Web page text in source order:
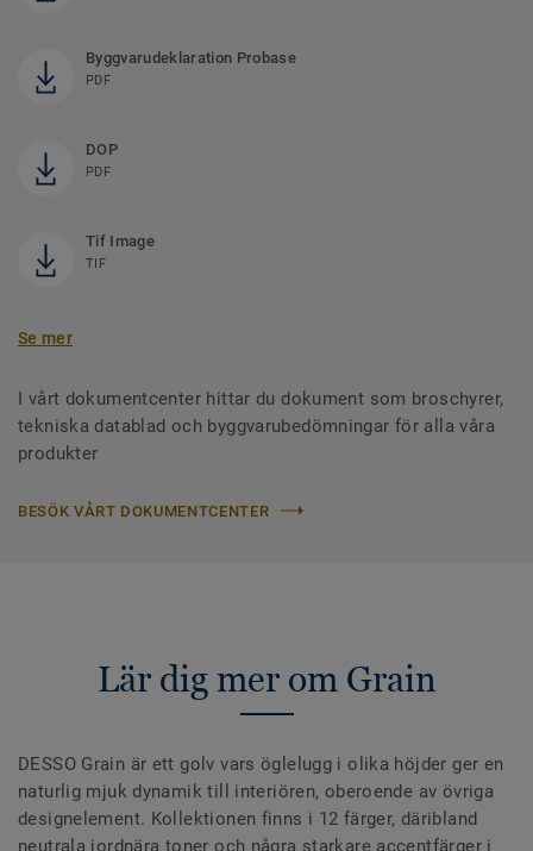
Byggvarudeklaration Probase
PDF
DOP
PDF
Tif Image
TIF
Se mer
I vårt dokumentcenter hittar du dokument som broschyrer,
tekniska datablad och byggvarubedömningar för alla våra
produkter
BESÖK VÅRT DOKUMENTCENTER
Lär dig mer om Grain
DESSO Grain är ett golv vars öglelugg i olika höjder ger en
naturlig mjuk dynamik till interiören, oberoende av övriga
designelement. Kollektionen finns i 12 färger, däribland
neutrala jordnära toner och några starkare accentfärger i